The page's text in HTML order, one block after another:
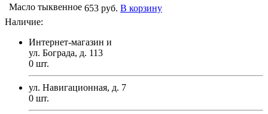
Масло тыквенное 653 руб. В корзину
Наличие:
Интернет-магазин и
ул. Бограда, д. 113
0 шт.
ул. Навигационная, д. 7
0 шт.